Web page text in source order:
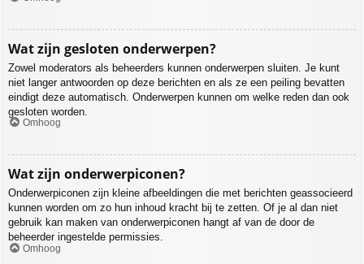
Wat zijn gesloten onderwerpen?
Zowel moderators als beheerders kunnen onderwerpen sluiten. Je kunt
niet langer antwoorden op deze berichten en als ze een peiling bevatten
eindigt deze automatisch. Onderwerpen kunnen om welke reden dan ook
gesloten worden.
Omhoog
Wat zijn onderwerpiconen?
Onderwerpiconen zijn kleine afbeeldingen die met berichten geassocieerd
kunnen worden om zo hun inhoud kracht bij te zetten. Of je al dan niet
gebruik kan maken van onderwerpiconen hangt af van de door de
beheerder ingestelde permissies.
Omhoog